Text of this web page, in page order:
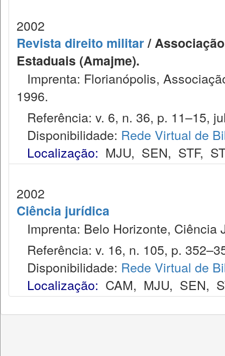
2002
Revista direito militar/
Estaduais (Amajme).
Imprenta: Florianópolis,
1996.
Referência: v. 6, n. 36, p. 11–15,
Disponibilidade: Rede Virtual de
Localização: MJU, SEN, STF,
2002
Ciência jurídica
Imprenta: Belo Horizonte, Ciência
Referência: v. 16, n. 105, p.
Disponibilidade: Rede Virtual de
Localização: CAM, MJU, SEN,